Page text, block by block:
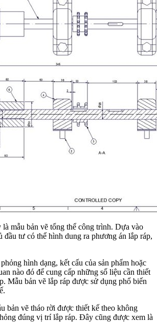
mẫu bản vẽ tổng thể công trình. Dựa vào
đầu tư có thể hình dung ra phương án lắp ráp,
hình dạng, kết cấu của sản phẩm hoặc
nào đó để cung cấp những số liệu cần thiết
Mẫu bản vẽ lắp ráp được sử dụng phổ biến
bản vẽ tháo rời được thiết kế theo không
đúng vị trí lắp ráp. Đây cũng được xem là